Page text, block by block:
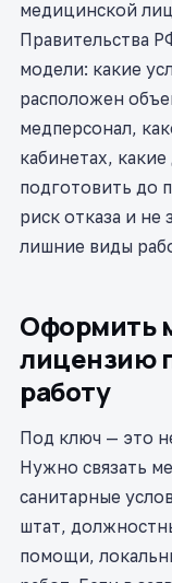
медицинской
Правительства
модели: какие
расположен
медперсонал,
кабинетах,
подготовить до
риск отказа и не
лишние виды
Оформить
лицензию
работу
Под ключ — это
Нужно связать
санитарные
штат,
помощи,